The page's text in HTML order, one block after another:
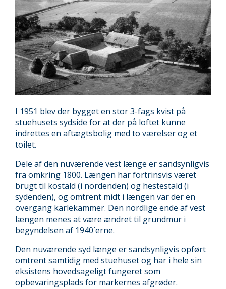
I 1951 blev der bygget en stor 3-fags kvist på
stuehusets sydside for at der på loftet kunne
indrettes en aftægtsbolig med to værelser og et
toilet.
Dele af den nuværende vest længe er sandsynligvis
fra omkring 1800. Længen har fortrinsvis været
brugt til kostald (i nordenden) og hestestald (i
sydenden), og omtrent midt i længen var der en
overgang karlekammer. Den nordlige ende af vest
længen menes at være ændret til grundmur i
begyndelsen af 1940´erne.
Den nuværende syd længe er sandsynligvis opført
omtrent samtidig med stuehuset og har i hele sin
eksistens hovedsageligt fungeret som
opbevaringsplads for markernes afgrøder.